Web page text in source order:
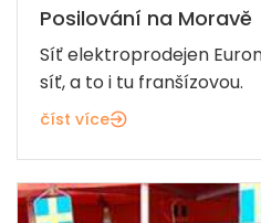
Posilování na Moravě
Síť elektroprodejen
síť, a to i tu franšízovou.
číst více